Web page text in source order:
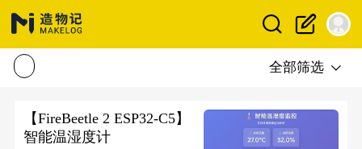
全部筛选
【FireBeetle 2 ESP32-C5】
智能温湿度计